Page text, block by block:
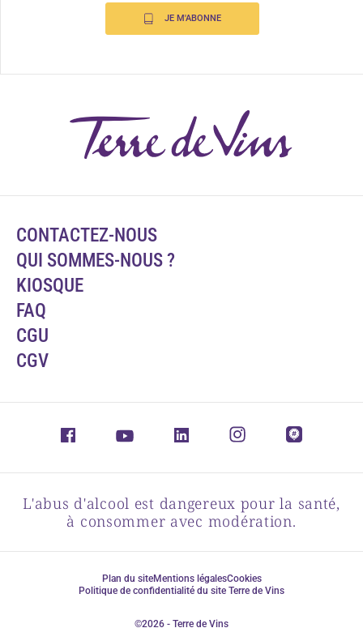
JE M'ABONNE
CONTACTEZ-NOUS
QUI SOMMES-NOUS ?
KIOSQUE
FAQ
CGU
CGV
L'abus d'alcool est dangereux pour la santé,
à consommer avec modération.
Plan du siteMentions légalesCookies
Politique de confidentialité du site Terre de Vins
©2026 - Terre de Vins